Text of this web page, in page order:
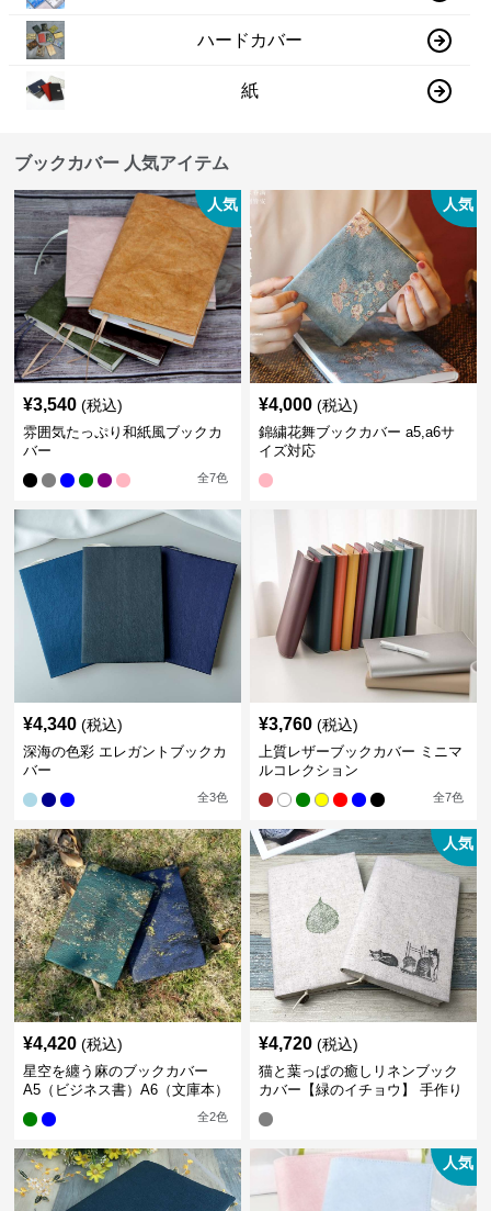
ハードカバー
紙
ブックカバー 人気アイテム
人気
¥3,540 (税込)
雰囲気たっぷり和紙風ブックカ
バー
全7色
人気
¥4,000 (税込)
錦繍花舞ブックカバー a5,a6サ
イズ対応
¥4,340 (税込)
深海の色彩 エレガントブックカ
バー
全3色
¥3,760 (税込)
上質レザーブックカバー ミニマ
ルコレクション
全7色
¥4,420 (税込)
星空を纏う麻のブックカバー
A5（ビジネス書）A6（文庫本）
全2色
人気
¥4,720 (税込)
猫と葉っぱの癒しリネンブック
カバー【緑のイチョウ】 手作り
人気